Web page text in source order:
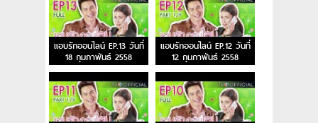
แอบรักออนไลน์ EP.13 วันที่
18 กุมภาพันธ์ 2558
แอบรักออนไลน์ EP.12 วันที่
12 กุมภาพันธ์ 2558